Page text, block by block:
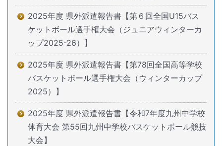
2025年度 県外派遣報告書【第６回全国U15バス
ケットボール選手権大会（ジュニアウィンターカ
ップ2025-26）】
2025年度 県外派遣報告書【第78回全国高等学校
バスケットボール選手権大会（ウィンターカップ
2025）】
2025年度 県外派遣報告書【令和7年度九州中学校
体育大会 第55回九州中学校バスケットボール競技
大会】